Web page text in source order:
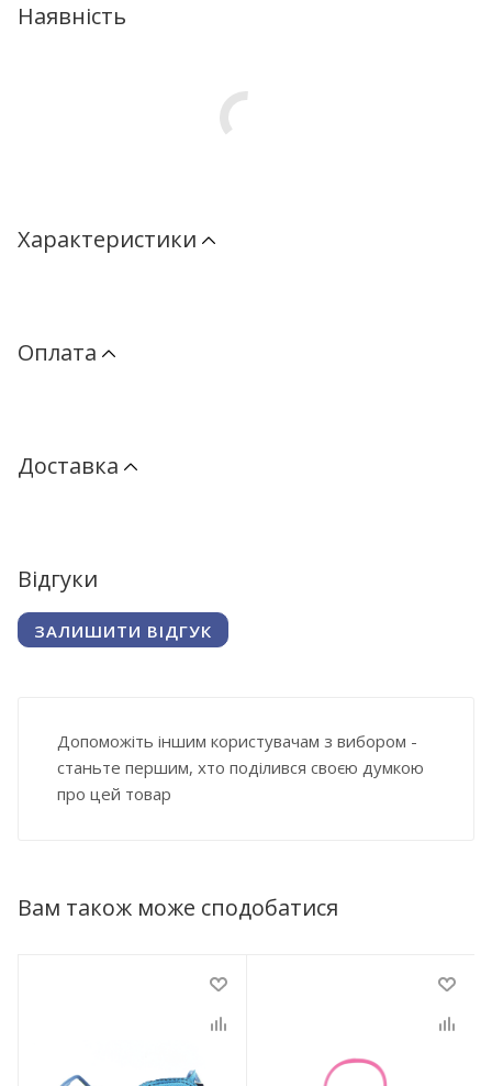
Наявність
Характеристики
Оплата
Доставка
Відгуки
ЗАЛИШИТИ ВІДГУК
Допоможіть іншим користувачам з вибором -
станьте першим, хто поділився своєю думкою
про цей товар
Вам також може сподобатися